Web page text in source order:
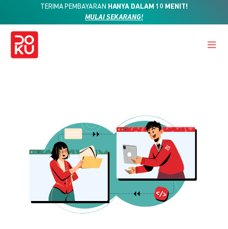
TERIMA PEMBAYARAN HANYA DALAM 10 MENIT!
MULAI SEKARANG!